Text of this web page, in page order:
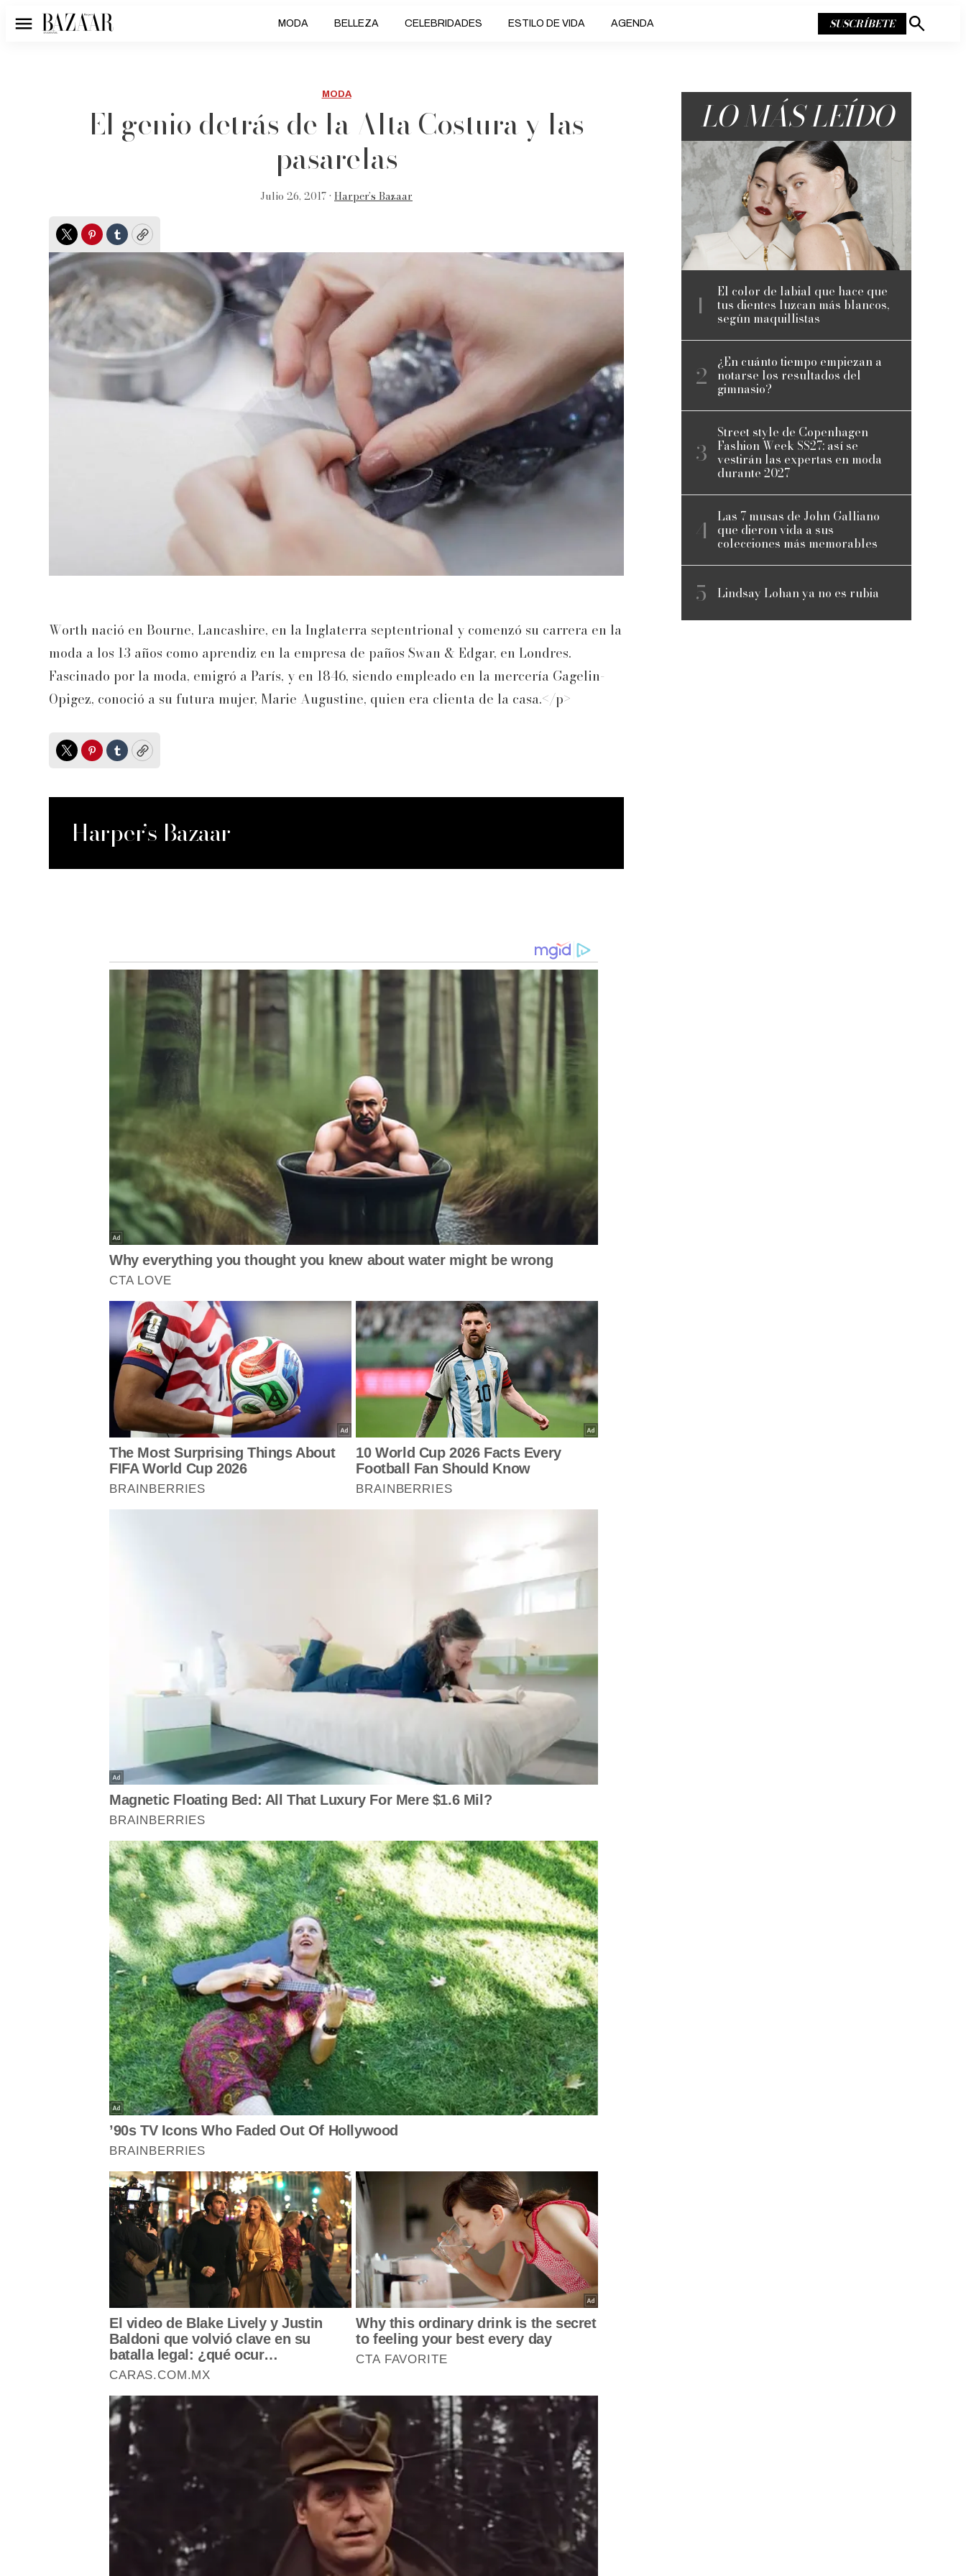
Menú MODA BELLEZA CELEBRIDADES ESTILO DE VIDA AGENDA SUSCRÍBETE
Mostrar
MODA
El genio detrás de la Alta Costura y las
pasarelas
Julio 26, 2017 • Harper’s Bazaar
TwitterPinterest
TumblrCopy
Worth nació en Bourne, Lancashire, en la Inglaterra septentrional y comenzó su carrera en la
moda a los 13 años como aprendiz en la empresa de paños Swan & Edgar, en Londres.
Fascinado por la moda, emigró a París, y en 1846, siendo empleado en la mercería Gagelin-
Opigez, conoció a su futura mujer, Marie Augustine, quien era clienta de la casa.</p>
TwitterPinterest
TumblrCopy
Harper’s Bazaar
LO MÁS LEÍDO
El color de labial que hace que
tus dientes luzcan más blancos,
según maquillistas
¿En cuánto tiempo empiezan a
notarse los resultados del
gimnasio?
Street style de Copenhagen
Fashion Week SS27: así se
vestirán las expertas en moda
durante 2027
Las 7 musas de John Galliano
que dieron vida a sus
colecciones más memorables
Lindsay Lohan ya no es rubia